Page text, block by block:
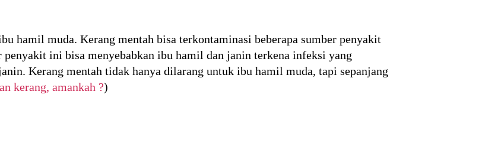
hamil muda. Kerang mentah bisa terkontaminasi beberapa sumber penyakit
ini bisa menyebabkan ibu hamil dan janin terkena infeksi yang
Kerang mentah tidak hanya dilarang untuk ibu hamil muda, tapi sepanjang
kerang, amankah ?)